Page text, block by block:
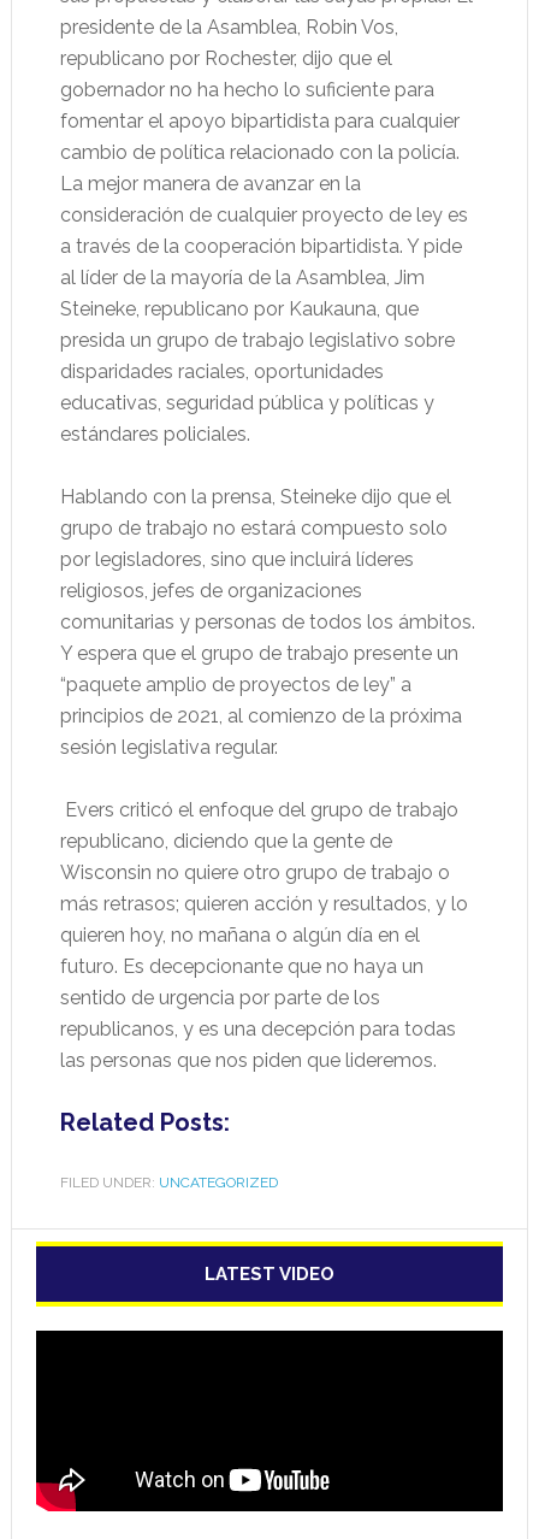
presidente de la Asamblea, Robin Vos,
republicano por Rochester, dijo que el
gobernador no ha hecho lo suficiente para
fomentar el apoyo bipartidista para cualquier
cambio de política relacionado con la policía.
La mejor manera de avanzar en la
consideración de cualquier proyecto de ley es
a través de la cooperación bipartidista. Y pide
al líder de la mayoría de la Asamblea, Jim
Steineke, republicano por Kaukauna, que
presida un grupo de trabajo legislativo sobre
disparidades raciales, oportunidades
educativas, seguridad pública y políticas y
estándares policiales.
Hablando con la prensa, Steineke dijo que el
grupo de trabajo no estará compuesto solo
por legisladores, sino que incluirá líderes
religiosos, jefes de organizaciones
comunitarias y personas de todos los ámbitos.
Y espera que el grupo de trabajo presente un
“paquete amplio de proyectos de ley” a
principios de 2021, al comienzo de la próxima
sesión legislativa regular.
Evers criticó el enfoque del grupo de trabajo
republicano, diciendo que la gente de
Wisconsin no quiere otro grupo de trabajo o
más retrasos; quieren acción y resultados, y lo
quieren hoy, no mañana o algún día en el
futuro. Es decepcionante que no haya un
sentido de urgencia por parte de los
republicanos, y es una decepción para todas
las personas que nos piden que lideremos.
Related Posts:
FILED UNDER: UNCATEGORIZED
LATEST VIDEO